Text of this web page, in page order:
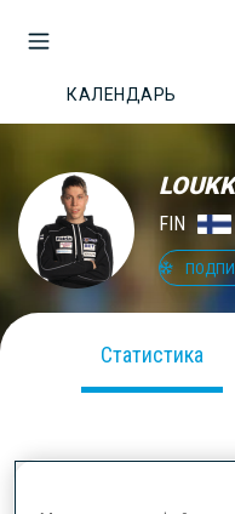
КАЛЕНДАРЬ
FIN
Статистика